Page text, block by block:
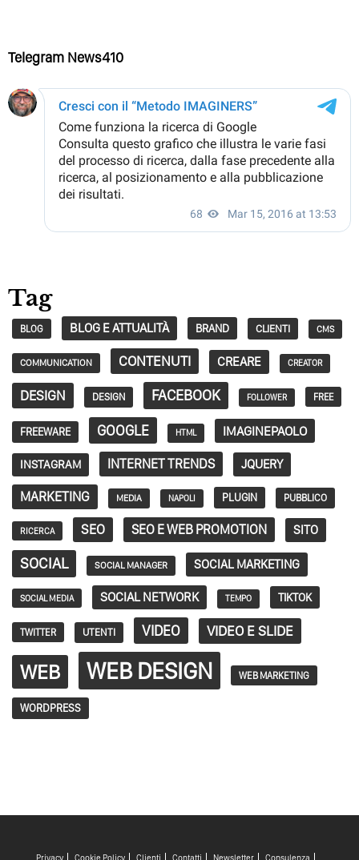
Telegram News410
Tag
BLOG BLOG E ATTUALITÀ BRAND CLIENTI CMS
COMMUNICATION CONTENUTI CREARE CREATOR
DESIGN DESIGN FACEBOOK FOLLOWER FREE
FREEWARE GOOGLE HTML IMAGINEPAOLO
INSTAGRAM INTERNET TRENDS JQUERY
MARKETING MEDIA NAPOLI PLUGIN PUBBLICO
RICERCA SEO SEO E WEB PROMOTION SITO
SOCIAL SOCIAL MANAGER SOCIAL MARKETING
SOCIAL MEDIA SOCIAL NETWORK TEMPO TIKTOK
TWITTER UTENTI VIDEO VIDEO E SLIDE
WEB WEB DESIGN WEB MARKETING
WORDPRESS
Privacy Cookie Policy Clienti Contatti Newsletter Consulenza